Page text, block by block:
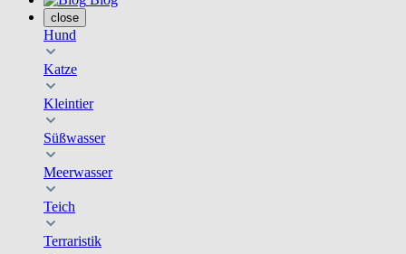
close
Hund
Katze
Kleintier
Süßwasser
Meerwasser
Teich
Terraristik